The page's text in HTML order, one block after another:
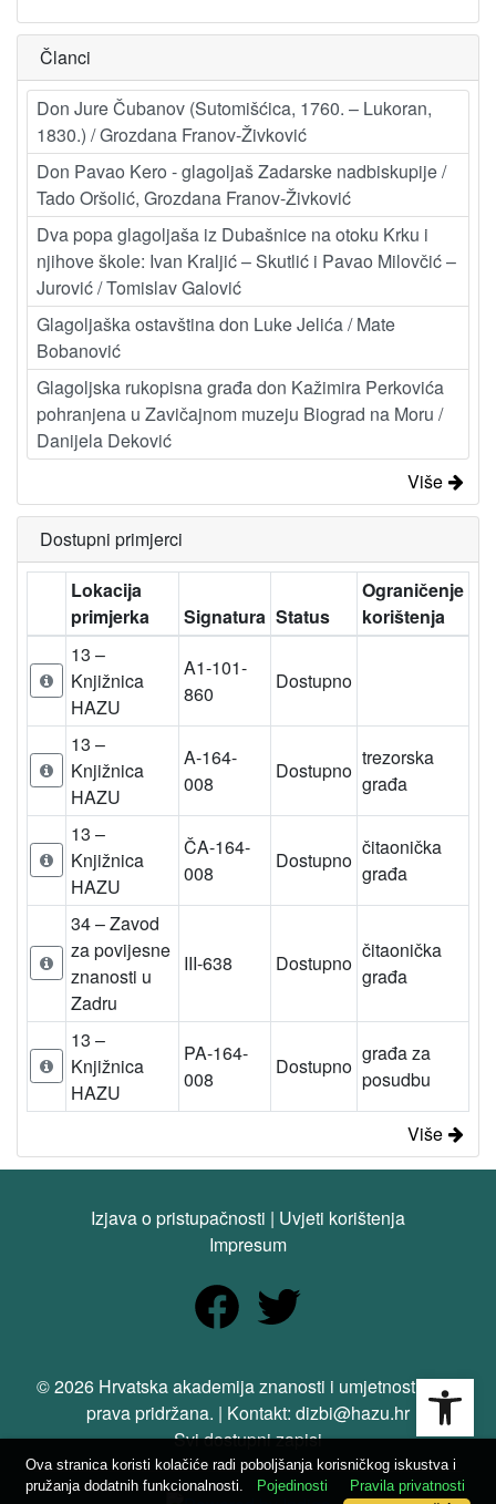
Članci
Don Jure Čubanov (Sutomišćica, 1760. – Lukoran,
1830.) / Grozdana Franov-Živković
Don Pavao Kero - glagoljaš Zadarske nadbiskupije /
Tado Oršolić, Grozdana Franov-Živković
Dva popa glagoljaša iz Dubašnice na otoku Krku i
njihove škole: Ivan Kraljić – Skutlić i Pavao Milovčić –
Jurović / Tomislav Galović
Glagoljaška ostavština don Luke Jelića / Mate
Bobanović
Glagoljska rukopisna građa don Kažimira Perkovića
pohranjena u Zavičajnom muzeju Biograd na Moru /
Danijela Deković
Više
Dostupni primjerci
Lokacija
primjerka
Signatura Status
Ograničenje
korištenja
13 –
Knjižnica
HAZU
A1-101-
860
Dostupno
13 –
Knjižnica
HAZU
A-164-
008
Dostupno
trezorska
građa
13 –
Knjižnica
HAZU
ČA-164-
008
Dostupno
čitaonička
građa
34 – Zavod
za povijesne
znanosti u
Zadru
III-638 Dostupno
čitaonička
građa
13 –
Knjižnica
HAZU
PA-164-
008
Dostupno
građa za
posudbu
Više
Izjava o pristupačnosti | Uvjeti korištenja
Impresum
© 2026 Hrvatska akademija znanosti i umjetnosti. Sva
prava pridržana. | Kontakt: dizbi@hazu.hr
Svi dostupni zapisi
Ova stranica koristi kolačiće radi poboljšanja korisničkog iskustva i
pružanja dodatnih funkcionalnosti.
Pojedinosti Pravila privatnosti